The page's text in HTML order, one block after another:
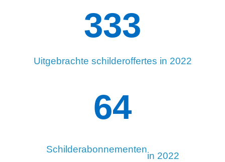
Uitgebrachte schilderoffertes in 2022
334
Schilderabonnementen
in 2022
96